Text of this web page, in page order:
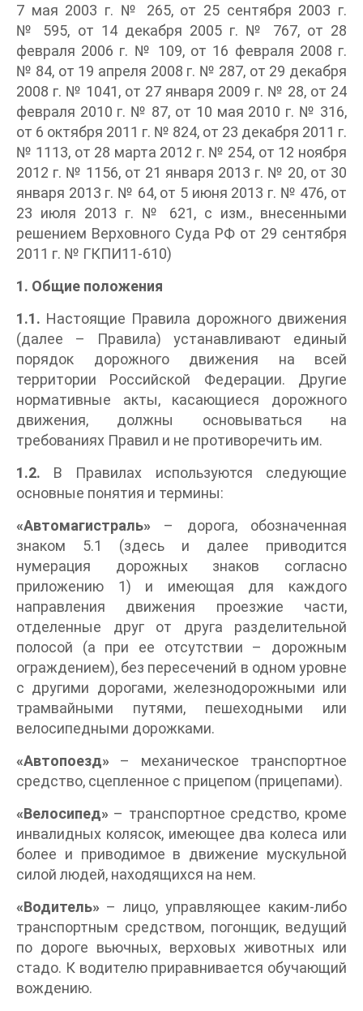
7 мая 2003 г. № 265, от 25 сентября 2003 г.
№ 595, от 14 декабря 2005 г. № 767, от 28
февраля 2006 г. № 109, от 16 февраля 2008 г.
№ 84, от 19 апреля 2008 г. № 287, от 29 декабря
2008 г. № 1041, от 27 января 2009 г. № 28, от 24
февраля 2010 г. № 87, от 10 мая 2010 г. № 316,
от 6 октября 2011 г. № 824, от 23 декабря 2011 г.
№ 1113, от 28 марта 2012 г. № 254, от 12 ноября
2012 г. № 1156, от 21 января 2013 г. № 20, от 30
января 2013 г. № 64, от 5 июня 2013 г. № 476, от
23 июля 2013 г. № 621, с изм., внесенными
решением Верховного Суда РФ от 29 сентября
2011 г. № ГКПИ11-610)
1. Общие положения
1.1. Настоящие Правила дорожного движения
(далее – Правила) устанавливают единый
порядок дорожного движения на всей
территории Российской Федерации. Другие
нормативные акты, касающиеся дорожного
движения, должны основываться на
требованиях Правил и не противоречить им.
1.2. В Правилах используются следующие
основные понятия и термины:
«Автомагистраль» – дорога, обозначенная
знаком 5.1 (здесь и далее приводится
нумерация дорожных знаков согласно
приложению 1) и имеющая для каждого
направления движения проезжие части,
отделенные друг от друга разделительной
полосой (а при ее отсутствии – дорожным
ограждением), без пересечений в одном уровне
с другими дорогами, железнодорожными или
трамвайными путями, пешеходными или
велосипедными дорожками.
«Автопоезд» – механическое транспортное
средство, сцепленное с прицепом (прицепами).
«Велосипед» – транспортное средство, кроме
инвалидных колясок, имеющее два колеса или
более и приводимое в движение мускульной
силой людей, находящихся на нем.
«Водитель» – лицо, управляющее каким-либо
транспортным средством, погонщик, ведущий
по дороге вьючных, верховых животных или
стадо. К водителю приравнивается обучающий
вождению.